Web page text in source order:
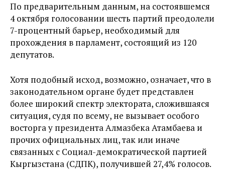
По предварительным данным, на состоявшемся
4 октября голосовании шесть партий преодолели
7-процентный барьер, необходимый для
прохождения в парламент, состоящий из 120
депутатов.
Хотя подобный исход, возможно, означает, что в
законодательном органе будет представлен
более широкий спектр электората, сложившаяся
ситуация, судя по всему, не вызывает особого
восторга у президента Алмазбека Атамбаева и
прочих официальных лиц, так или иначе
связанных с Социал-демократической партией
Кыргызстана (СДПК), получившей 27,4% голосов.